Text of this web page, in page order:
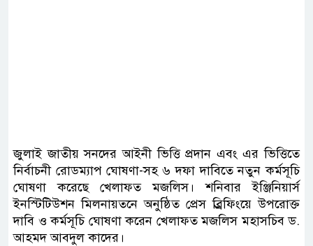
জুলাই জাতীয় সনদের আইনী ভিত্তি প্রদান এবং এর ভিত্তিতে
নির্বাচনী রোডম্যাপ ঘোষণা-সহ ৬ দফা দাবিতে নতুন কর্মসূচি
ঘোষণা করেছে খেলাফত মজলিস। শনিবার ইঞ্জিনিয়ার্স
ইনস্টিটিউশন মিলনায়তনে অনুষ্ঠিত প্রেস ব্র্রিফিংয়ে উপরোক্ত
দাবি ও কর্মসূচি ঘোষণা করেন খেলাফত মজলিস মহাসচিব ড.
আহমদ আবদুল কাদের।